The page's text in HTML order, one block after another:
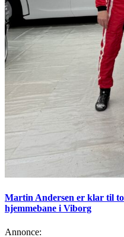
Martin Andersen er klar til to
hjemmebane i Viborg
Annonce: